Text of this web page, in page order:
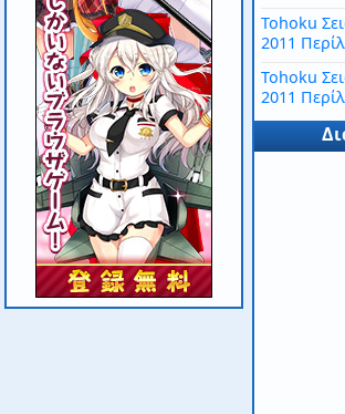
Tohoku
2011
Tohoku
2011